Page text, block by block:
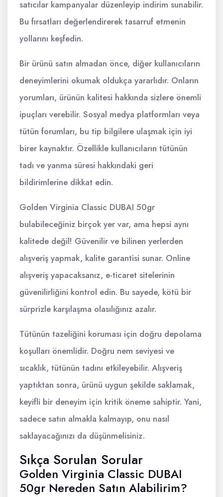
satıcılar kampanyalar düzenleyip indirim sunabilir.
Bu fırsatları değerlendirerek tasarruf etmenin
yollarını keşfedin.
Bir ürünü satın almadan önce, diğer kullanıcıların
deneyimlerini okumak oldukça yararlıdır. Onların
yorumları, ürünün kalitesi hakkında sizlere önemli
ipuçları verebilir. Sosyal medya platformları veya
tütün forumları, bu tip bilgilere ulaşmak için iyi
birer kaynaktır. Özellikle kullanıcıların tütünün
tadı ve yanma süresi hakkındaki geri
bildirimlerine dikkat edin.
Golden Virginia Classic DUBAI 50gr
bulabileceğiniz birçok yer var, ama hepsi aynı
kalitede değil! Güvenilir ve bilinen yerlerden
alışveriş yapmak, kalite garantisi sunar. Online
alışveriş yapacaksanız, e-ticaret sitelerinin
güvenilirliğini kontrol edin. Bu sayede, kötü bir
sürprizle karşılaşma olasılığınız azalır.
Tütünün tazeliğini koruması için doğru depolama
koşulları önemlidir. Doğru nem seviyesi ve
sıcaklık, tütünün tadını etkileyebilir. Alışveriş
yaptıktan sonra, ürünü uygun şekilde saklamak,
keyifli bir deneyim için kritik öneme sahiptir. Yani,
sadece satın almakla kalmayıp, onu nasıl
saklayacağınızı da düşünmelisiniz.
Sıkça Sorulan Sorular
Golden Virginia Classic DUBAI
50gr Nereden Satın Alabilirim?